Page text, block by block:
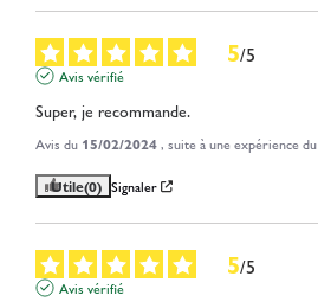
5/5
Avis vérifié
Super, je recommande.
Avis du 15/02/2024, suite à une expérience du
Utile(0) Signaler
5/5
Avis vérifié